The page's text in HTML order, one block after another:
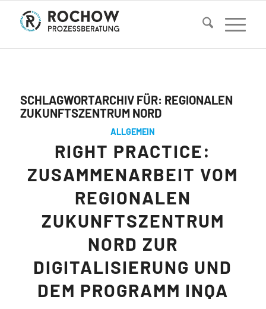
SCHLAGWORTARCHIV FÜR: REGIONALEN
ZUKUNFTSZENTRUM NORD
ALLGEMEIN
RIGHT PRACTICE:
ZUSAMMENARBEIT VOM
REGIONALEN
ZUKUNFTSZENTRUM
NORD ZUR
DIGITALISIERUNG UND
DEM PROGRAMM INQA